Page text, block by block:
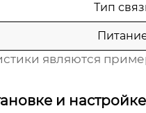
Тип
являются
и настройке